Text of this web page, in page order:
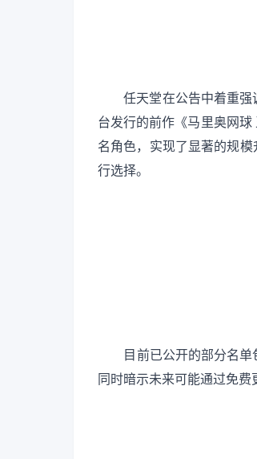
任天堂在公告中着重强调
台发行的前作《马里奥网
名角色，实现了显著的规
行选择。
目前已公开的部分名单包
同时暗示未来可能通过免费